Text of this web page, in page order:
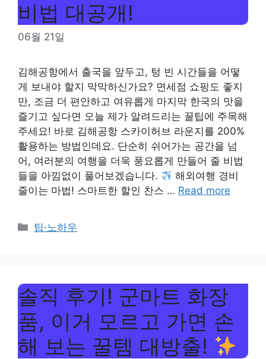
비법 대공개!
06월 21일
김해공항에서 출국을 앞두고, 텅 빈 시간들을 어떻
게 보내야 할지 막막하신가요? 면세점 쇼핑도 좋지
만, 조금 더 편안하고 여유롭게 마지막 한국의 맛을
즐기고 싶다면 오늘 제가 알려드리는 꿀팁에 주목해
주세요! 바로 김해공항 스카이허브 라운지를 200%
활용하는 방법인데요. 단순히 쉬어가는 공간을 넘
어, 여러분의 여행을 더욱 풍요롭게 만들어 줄 비법
들을 아낌없이 풀어보겠습니다.
해외여행 경비
줄이는 마법! 스마트한 할인 찬스 … Read more
Categories
팁·노하우
솔직 후기! 군마트 화장
품, 이거 모르고 가면 손
해 보는 꿀템 대방출!